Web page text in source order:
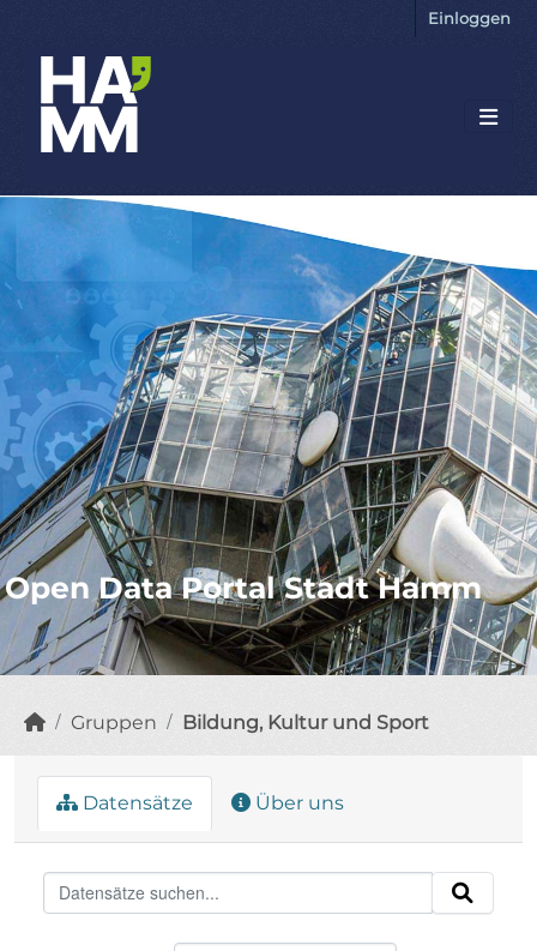
Einloggen
Open Data Portal Stadt Hamm
Gruppen Bildung, Kultur und Sport
Datensätze Über uns